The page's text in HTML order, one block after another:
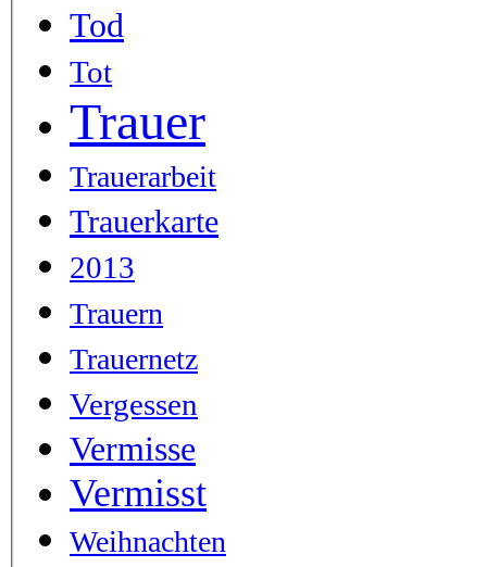
Tod
Tot
Trauer
Trauerarbeit
Trauerkarte
2013
Trauern
Trauernetz
Vergessen
Vermisse
Vermisst
Weihnachten